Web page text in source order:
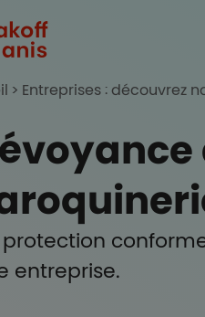
Entreprises : découvrez
protection
entreprise.